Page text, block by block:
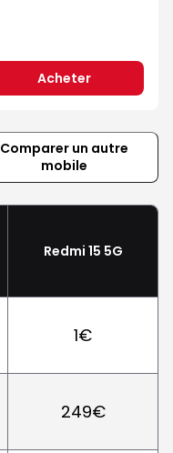
Acheter
Comparer un autre
mobile
Redmi 15 5G
1€
249€